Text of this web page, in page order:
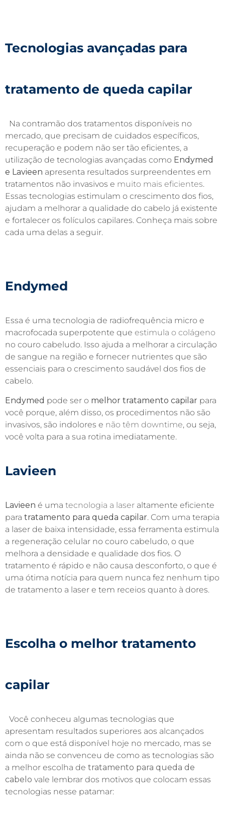
Tecnologias avançadas para
tratamento de queda capilar
Na contramão dos tratamentos disponíveis no
mercado, que precisam de cuidados específicos,
recuperação e podem não ser tão eficientes, a
utilização de tecnologias avançadas como Endymed
e Lavieen apresenta resultados surpreendentes em
tratamentos não invasivos e muito mais eficientes.
Essas tecnologias estimulam o crescimento dos fios,
ajudam a melhorar a qualidade do cabelo já existente
e fortalecer os folículos capilares. Conheça mais sobre
cada uma delas a seguir.
Endymed
Essa é uma tecnologia de radiofrequência micro e
macrofocada superpotente que estimula o colágeno
no couro cabeludo. Isso ajuda a melhorar a circulação
de sangue na região e fornecer nutrientes que são
essenciais para o crescimento saudável dos fios de
cabelo.
Endymed pode ser o melhor tratamento capilar para
você porque, além disso, os procedimentos não são
invasivos, são indolores e não têm downtime, ou seja,
você volta para a sua rotina imediatamente.
Lavieen
Lavieen é uma tecnologia a laser altamente eficiente
para tratamento para queda capilar. Com uma terapia
a laser de baixa intensidade, essa ferramenta estimula
a regeneração celular no couro cabeludo, o que
melhora a densidade e qualidade dos fios. O
tratamento é rápido e não causa desconforto, o que é
uma ótima notícia para quem nunca fez nenhum tipo
de tratamento a laser e tem receios quanto à dores.
Escolha o melhor tratamento
capilar
Você conheceu algumas tecnologias que
apresentam resultados superiores aos alcançados
com o que está disponível hoje no mercado, mas se
ainda não se convenceu de como as tecnologias são
a melhor escolha de tratamento para queda de
cabelo vale lembrar dos motivos que colocam essas
tecnologias nesse patamar: